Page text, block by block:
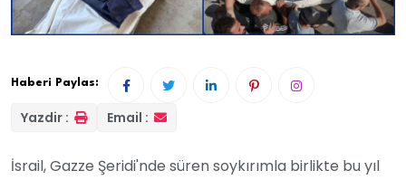
Haberi Paylas:
Yazdir : Email :
İsrail, Gazze Şeridi'nde süren soykırımla birlikte bu yıl